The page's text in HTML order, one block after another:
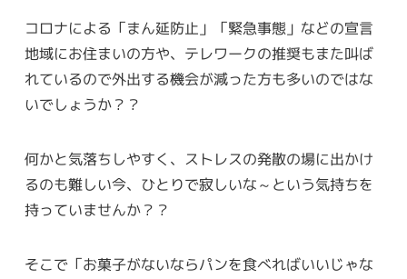
コロナによる「まん延防止」「緊急事態」などの宣言
地域にお住まいの方や、テレワークの推奨もまた叫ば
れているので外出する機会が減った方も多いのではな
いでしょうか？？
何かと気落ちしやすく、ストレスの発散の場に出かけ
るのも難しい今、ひとりで寂しいな～という気持ちを
持っていませんか？？
そこで「お菓子がないならパンを食べればいいじゃな